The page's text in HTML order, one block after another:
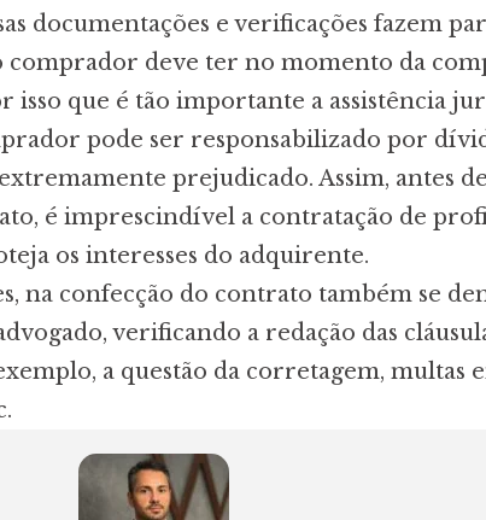
documentações e verificações fazem
comprador deve ter no momento da
isso que é tão importante a assistência
pode ser responsabilizado por
prejudicado. Assim, antes
é imprescindível a contratação de
os interesses do adquirente.
na confecção do contrato também se
verificando a redação das
a questão da corretagem, multas